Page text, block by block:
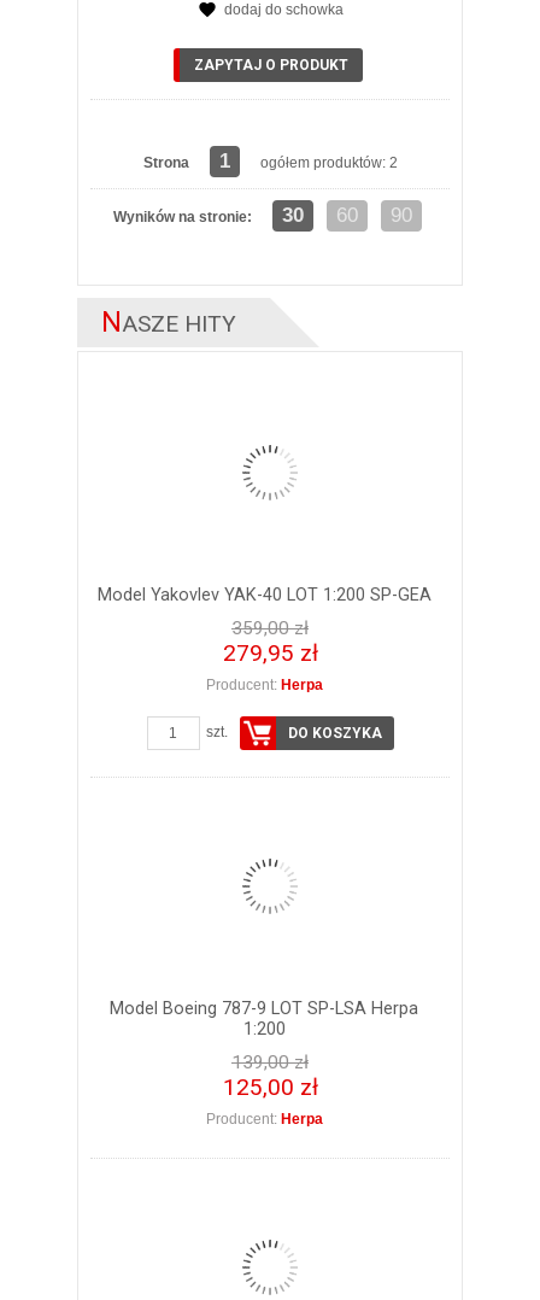
dodaj do schowka
ZAPYTAJ O PRODUKT
Strona 1 ogółem produktów: 2
Wyników na stronie: 30 60 90
NASZE HITY
Model Yakovlev YAK-40 LOT 1:200 SP-GEA
359,00 zł
279,95 zł
Producent: Herpa
szt. DO KOSZYKA
Model Boeing 787-9 LOT SP-LSA Herpa
1:200
139,00 zł
125,00 zł
Producent: Herpa